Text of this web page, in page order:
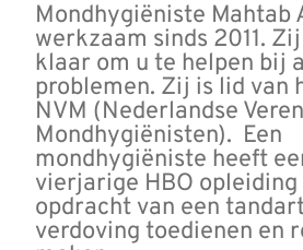
Mondhygiëniste Mahtab
werkzaam sinds 2011.
klaar om u te helpen bij
problemen. Zij is lid van
NVM (Nederlandse
Mondhygiënisten). Een
mondhygiëniste heeft
vierjarige HBO opleiding
opdracht van een
verdoving toedienen en